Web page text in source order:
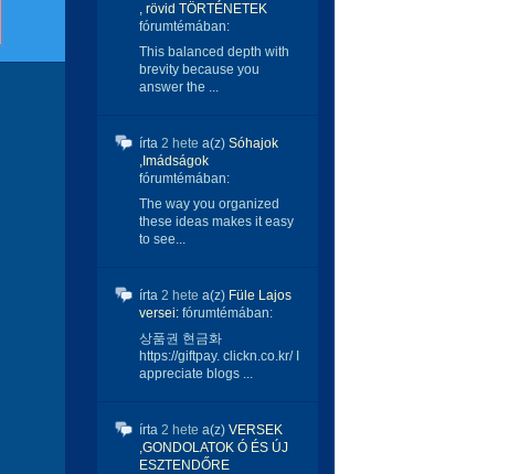
, rövid TÖRTÉNETEK
fórumtémában:
This balanced depth with
brevity because you
answer the ...
írta 2 hete a(z) Sóhajok
,Imádságok
fórumtémában:
The way you organized
these ideas makes it easy
to see...
írta 2 hete a(z) Füle Lajos
versei: fórumtémában:
상품권 현금화
https://giftpay. clickn.co.kr/ I
appreciate blogs ...
írta 2 hete a(z) VERSEK
,GONDOLATOK Ó ÉS ÚJ
ESZTENDŐRE